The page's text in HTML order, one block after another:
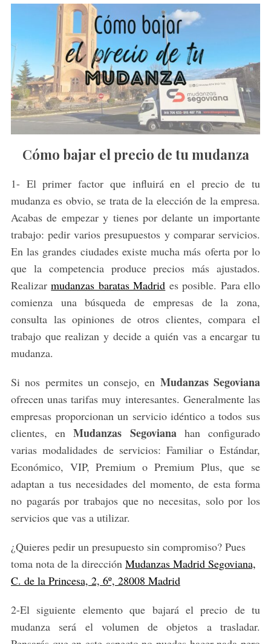
Cómo bajar el precio de tu mudanza
1- El primer factor que influirá en el precio de tu
mudanza es obvio, se trata de la elección de la empresa.
Acabas de empezar y tienes por delante un importante
trabajo: pedir varios presupuestos y comparar servicios.
En las grandes ciudades existe mucha más oferta por lo
que la competencia produce precios más ajustados.
Realizarmudanzas baratas Madrid es posible. Para ello
comienza una búsqueda de empresas de la zona,
consulta las opiniones de otros clientes, compara el
trabajo que realizan y decide a quién vas a encargar tu
mudanza.
Si nos permites un consejo, en Mudanzas Segoviana
ofrecen unas tarifas muy interesantes. Generalmente las
empresas proporcionan un servicio idéntico a todos sus
clientes, enMudanzas Segovianahan configurado
varias modalidades de servicios: Familiar o Estándar,
Económico, VIP, Premium o Premium Plus, que se
adaptan a tus necesidades del momento, de esta forma
no pagarás por trabajos que no necesitas, solo por los
servicios que vas a utilizar.
¿Quieres pedir un presupuesto sin compromiso? Pues
toma nota de la dirección Mudanzas Madrid Segoviana,
C. de la Princesa, 2, 6º, 28008 Madrid
2-El siguiente elemento que bajará el precio de tu
mudanza será el volumen de objetos a trasladar.